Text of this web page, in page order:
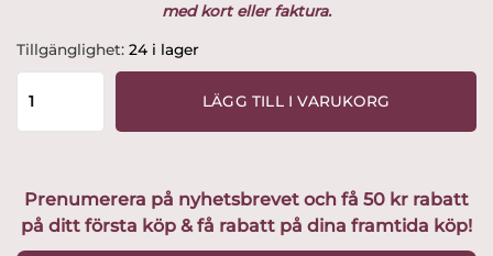
med kort eller faktura.
Tillgänglighet: 24 i lager
Kosta
Boda
Gin
LÄGG TILL I VARUKORG
Prenumerera på nyhetsbrevet och få 50 kr rabatt
på ditt första köp & få rabatt på dina framtida köp!